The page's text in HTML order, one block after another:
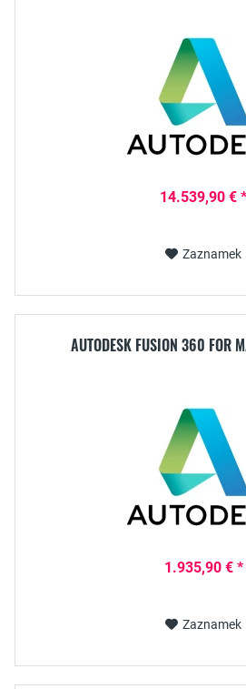
14.539,90 € *
Zaznamek
AUTODESK FUSION 360 FOR
1.935,90 € *
Zaznamek